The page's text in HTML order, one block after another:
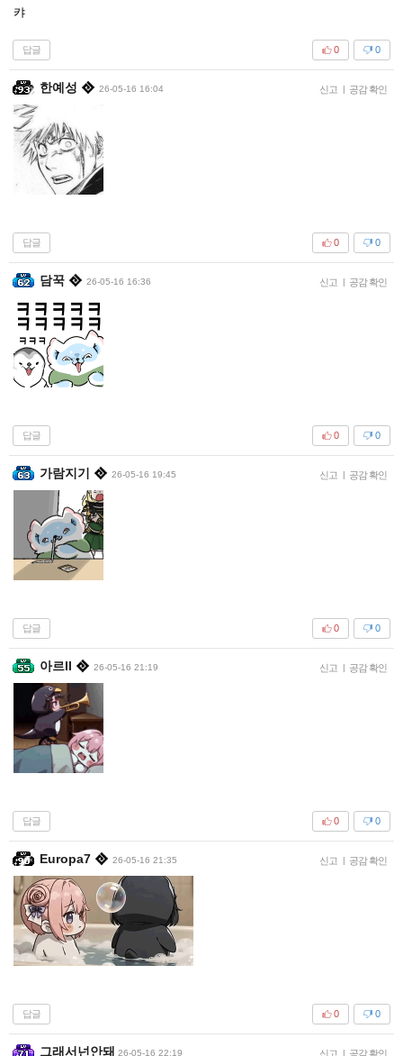
캬
답글 0
0
한예성 26-05-16 16:04 신고 | 공감 확인
답글 0
0
담꾹 26-05-16 16:36 신고 | 공감 확인
답글 0
0
가람지기 26-05-16 19:45 신고 | 공감 확인
답글 0
0
아르ll 26-05-16 21:19 신고 | 공감 확인
답글 0
0
Europa7 26-05-16 21:35 신고 | 공감 확인
답글 0
0
그래서넌안돼 26-05-16 22:19 신고 | 공감 확인